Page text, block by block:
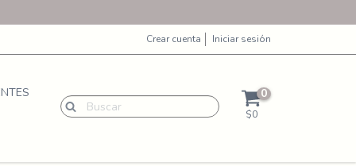
Crear cuenta Iniciar sesión
0
$0